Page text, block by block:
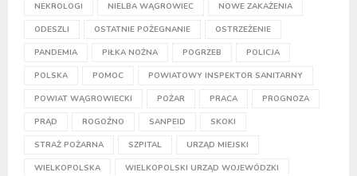
NEKROLOGI NIELBA WĄGROWIEC NOWE ZAKAŻENIA
ODESZLI OSTATNIE POŻEGNANIE OSTRZEŻENIE
PANDEMIA PIŁKA NOŻNA POGRZEB POLICJA
POLSKA POMOC POWIATOWY INSPEKTOR SANITARNY
POWIAT WĄGROWIECKI POŻAR PRACA PROGNOZA
PRĄD ROGOŹNO SANPEID SKOKI
STRAŻ POŻARNA SZPITAL URZĄD MIEJSKI
WIELKOPOLSKA WIELKOPOLSKI URZĄD WOJEWÓDZKI